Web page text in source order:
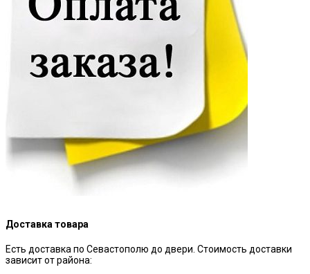
Доставка товара
Есть доставка по Севастополю до двери. Стоимость доставки
зависит от района: